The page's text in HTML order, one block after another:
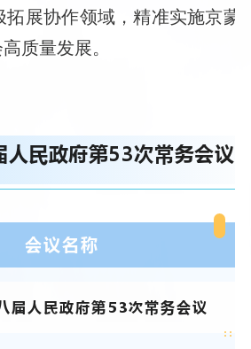
展协作领域，精准实施京蒙
质量发展。